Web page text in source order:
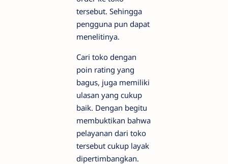
tersebut. Sehingga
pengguna pun dapat
menelitinya.
Cari toko dengan
poin rating yang
bagus, juga memiliki
ulasan yang cukup
baik. Dengan begitu
membuktikan bahwa
pelayanan dari toko
tersebut cukup layak
dipertimbangkan.